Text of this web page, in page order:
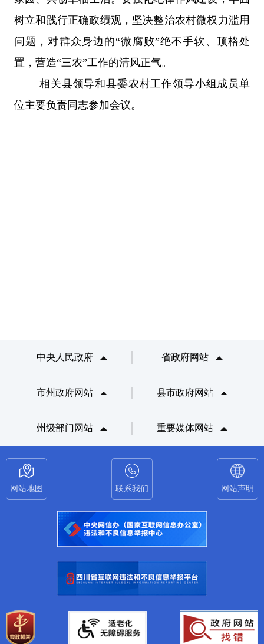
树立和践行正确政绩观，坚决整治农村微权力滥用
问题，对群众身边的“微腐败”绝不手软、顶格处
置，营造“三农”工作的清风正气。
相关县领导和县委农村工作领导小组成员单
位主要负责同志参加会议。
中央人民政府 省政府网站
市州政府网站 县市政府网站
州级部门网站 重要媒体网站
网站地图 联系我们 网站声明